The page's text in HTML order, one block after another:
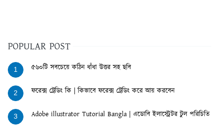
POPULAR POST
1 ৫৬০টি সবচেয়ে কঠিন ধাঁধা উত্তর সহ ছবি
2 ফরেক্স ট্রেডিং কি | কিভাবে ফরেক্স ট্রেডিং করে আয় করবেন
3 Adobe illustrator Tutorial Bangla | এডোবি ইলাস্ট্রেটর টুল পরিচিতি